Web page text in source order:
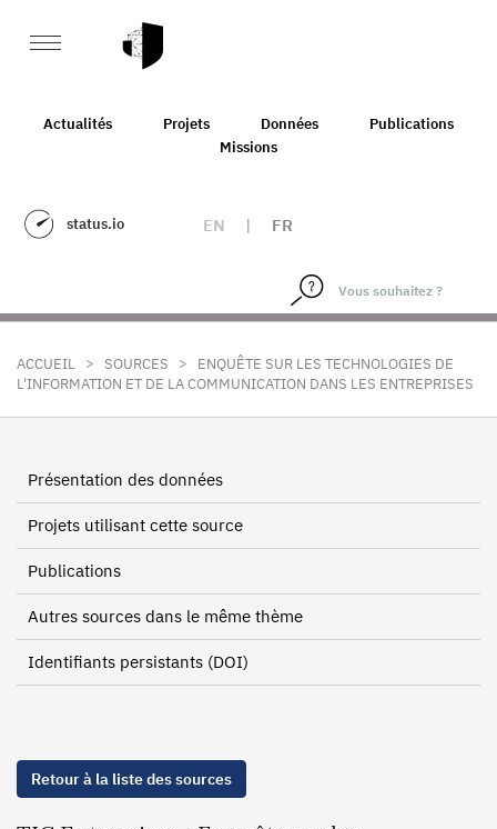
Actualités Projets Données
Publications
Missions
status.io EN | FR
ACCUEIL > SOURCES >
ENQUÊTE SUR LES TECHNOLOGIES DE
L'INFORMATION ET DE LA COMMUNICATION DANS LES ENTREPRISES
Présentation des données
Projets utilisant cette source
Publications
Autres sources dans le même thème
Identifiants persistants (DOI)
Retour à la liste des sources